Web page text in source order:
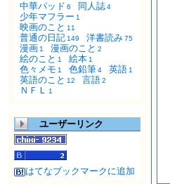
中華パッド 6 同人誌4
少年マフラー 1
映画のこと 11
普通の日記 149 洋書読み75
漫画 1 漫画のこと 2
絵のこと 1 絵本 1
色々メモ 1 色鉛筆4 英語 1
英語のこと 12 言語2
ＮＦＬ 1
ユーザーリンク
はてなブックマークに追加